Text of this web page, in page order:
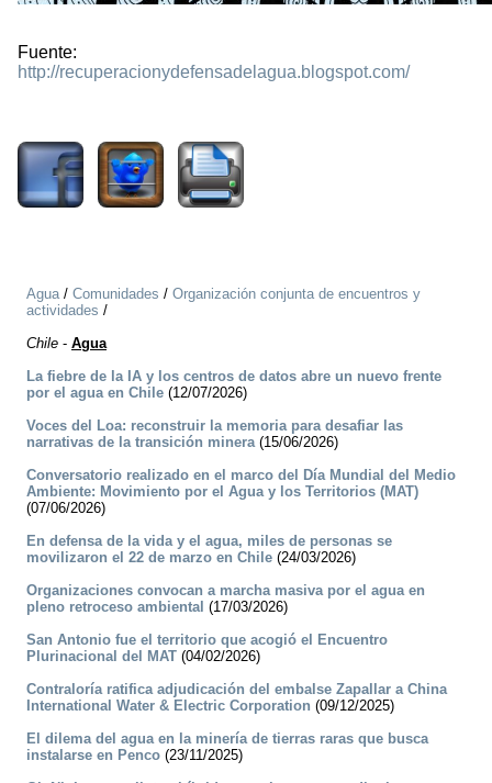
Fuente:
http://recuperacionydefensadelagua.blogspot.com/
Agua/ Comunidades / Organización conjunta de encuentros y
actividades /
Chile - Agua
La fiebre de la IA y los centros de datos abre un nuevo frente
por el agua en Chile (12/07/2026)
Voces del Loa: reconstruir la memoria para desafiar las
narrativas de la transición minera(15/06/2026)
Conversatorio realizado en el marco del Día Mundial del Medio
Ambiente: Movimiento por el Agua y los Territorios (MAT)
(07/06/2026)
En defensa de la vida y el agua, miles de personas se
movilizaron el 22 de marzo en Chile (24/03/2026)
Organizaciones convocan a marcha masiva por el agua en
pleno retroceso ambiental (17/03/2026)
San Antonio fue el territorio que acogió el Encuentro
Plurinacional del MAT (04/02/2026)
Contraloría ratifica adjudicación del embalse Zapallar a China
International Water & Electric Corporation (09/12/2025)
El dilema del agua en la minería de tierras raras que busca
instalarse en Penco (23/11/2025)